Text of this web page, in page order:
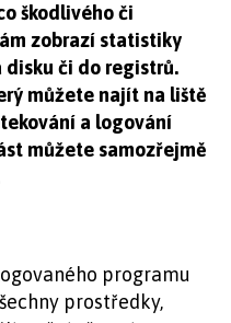
škodlivého či
zobrazí statistiky
disku či do registrů.
můžete najít na liště
a logování
můžete samozřejmě
programu
prostředky,